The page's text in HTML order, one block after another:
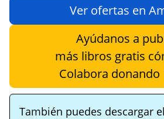
Ver ofertas en
Ayúdanos a
más libros gratis
Colabora donando
También puedes descargar